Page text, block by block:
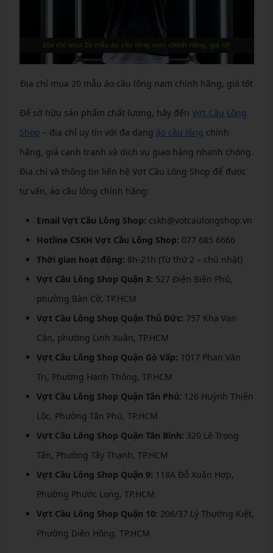
Địa chỉ mua 20 mẫu áo cầu lông nam chính hãng, giá tốt
Để sở hữu sản phẩm chất lượng, hãy đến Vợt Cầu Lông
Shop – địa chỉ uy tín với đa dạng áo cầu lông chính
hãng, giá cạnh tranh và dịch vụ giao hàng nhanh chóng.
Địa chỉ và thông tin liên hệ Vợt Cầu Lông Shop để được
tư vấn, áo cầu lông chính hãng:
Email Vợt Cầu Lông Shop: cskh@votcaulongshop.vn
Hotline CSKH Vợt Cầu Lông Shop: 077 685 6666
Thời gian hoạt động: 8h-21h (Từ thứ 2 – chủ nhật)
Vợt Cầu Lông Shop Quận 3: 527 Điện Biên Phủ,
phường Bàn Cờ, TP.HCM
Vợt Cầu Lông Shop Quận Thủ Đức: 757 Kha Vạn
Cân, phường Linh Xuân, TP.HCM
Vợt Cầu Lông Shop Quận Gò Vấp: 1017 Phan Văn
Trị, Phường Hạnh Thông, TP.HCM
Vợt Cầu Lông Shop Quận Tân Phú: 126 Huỳnh Thiện
Lộc, Phường Tân Phú, TP.HCM
Vợt Cầu Lông Shop Quận Tân Bình: 320 Lê Trọng
Tấn, Phường Tây Thạnh, TP.HCM
Vợt Cầu Lông Shop Quận 9: 118A Đỗ Xuân Hợp,
Phường Phước Long, TP.HCM
Vợt Cầu Lông Shop Quận 10: 206/37 Lý Thường Kiệt,
Phường Diên Hồng, TP.HCM